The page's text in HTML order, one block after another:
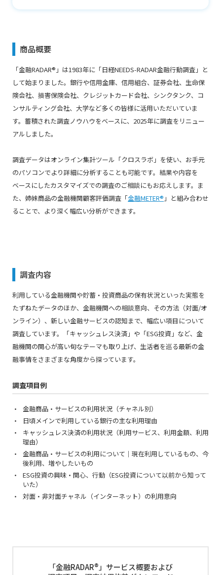
商品概要
「⾦融RADAR®」は1983年に「⽇経NEEDS-RADAR⾦融⾏動調査」と
して始まりました。銀⾏や信⽤⾦庫、信⽤組合、証券会社、⽣命保
険会社、損害保険会社、クレジットカード会社、シンクタンク、コ
ンサルティング会社、⼤学など多くの皆様に活⽤いただいていま
す。蓄積された調査ノウハウをベースに、2025年に調査をリニュー
アルしました。
調査データはオンライン集計ツール「クロスラボ」を使い、お⼿元
のパソコンでより詳細に分析することも可能です。結果や内容を
ベースにしたカスタマイズでの調査のご相談にもお応えします。ま
た、姉妹商品の金融機関顧客評価調査「金融METER® 」と組み合わせ
ることで、より深く幅広い分析ができます。
調査内容
利用している金融機関や貯蓄・投資商品の保有状況といった実態を
たずねたデータのほか、金融機関への相談意向、その方法（対面/オ
ンライン）、新しい金融サービスの認知まで、幅広い項目について
調査しています。「キャッシュレス決済」や「ESG投資」など、金
融機関の関心が高い旬なテーマも取り上げ、生活者を巡る最新の金
融事情をさまざまな角度から探っています。
調査項目例
金融商品・サービスの利用状況（チャネル別）
日頃メインで利用している銀行の主な利用理由
キャッシュレス決済の利用状況（利用サービス、利用金額、利用
理由）
金融商品・サービスの利用について｜現在利用しているもの、今
後利用、増やしたいもの
ESG投資の興味・関心、行動（ESG投資について以前から知って
いた）
対面・非対面チャネル（インターネット）の利用意向
「金融RADAR®」サービス概要および